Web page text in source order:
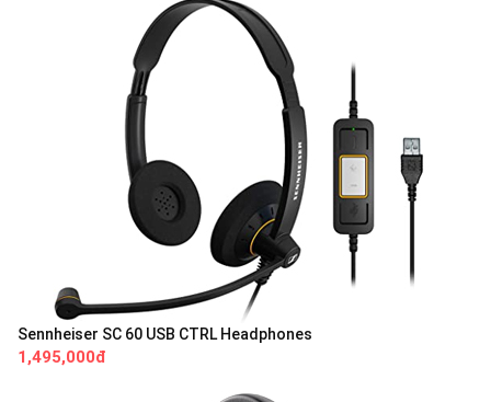
Sennheiser SC 60 USB CTRL Headphones
1,495,000đ